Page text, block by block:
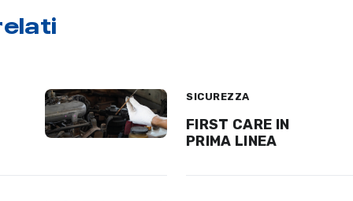
SICUREZZA
FIRST CARE IN
PRIMA LINEA